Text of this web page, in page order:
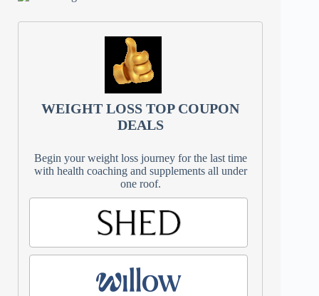
WEIGHT LOSS TOP COUPON
DEALS
Begin your weight loss journey for the last time
with health coaching and supplements all under
one roof.